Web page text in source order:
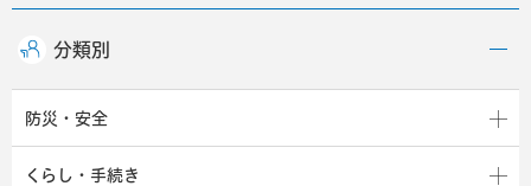
分類別
防災・安全
くらし・手続き